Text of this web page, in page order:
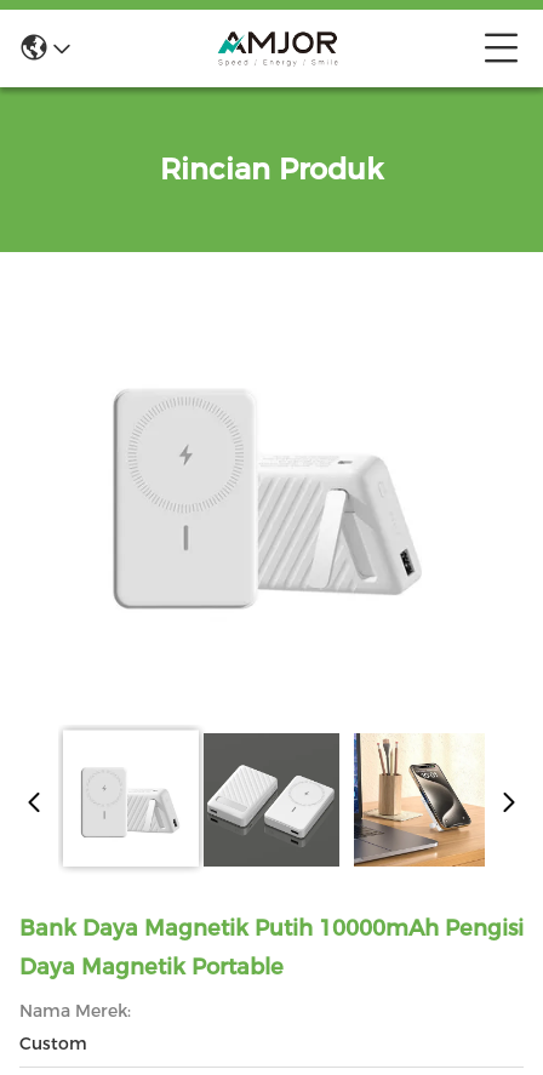
Rincian Produk
Bank Daya Magnetik Putih 10000mAh Pengisi
Daya Magnetik Portable
Nama Merek:
Custom